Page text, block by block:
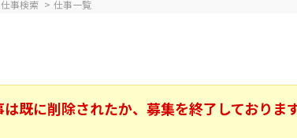
仕事検索 仕事一覧
既に削除されたか、募集を終了しております